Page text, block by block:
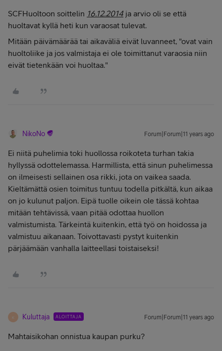
SCFHuoltoon soittelin 16.12.2014 ja arvio oli se että
huoltavat kyllä heti kun varaosat tulevat.
Mitään päivämäärää tai aikaväliä eivät luvanneet, "ovat vain
huoltoliike ja jos valmistaja ei ole toimittanut varaosia niin
eivät tietenkään voi huoltaa."
NikoNo Forum|Forum|11 years ago
Ei niitä puhelimia toki huollossa roikoteta turhan takia
hyllyssä odottelemassa. Harmillista, että sinun puhelimessa
on ilmeisesti sellainen osa rikki, jota on vaikea saada.
Kieltämättä osien toimitus tuntuu todella pitkältä, kun aikaa
on jo kulunut paljon. Eipä tuolle oikein ole tässä kohtaa
mitään tehtävissä, vaan pitää odottaa huollon
valmistumista. Tärkeintä kuitenkin, että työ on hoidossa ja
valmistuu aikanaan. Toivottavasti pystyt kuitenkin
pärjäämään vanhalla laitteellasi toistaiseksi!
K Kuluttaja ALOITTAJA Forum|Forum|11 years ago
Mahtaisikohan onnistua kaupan purku?